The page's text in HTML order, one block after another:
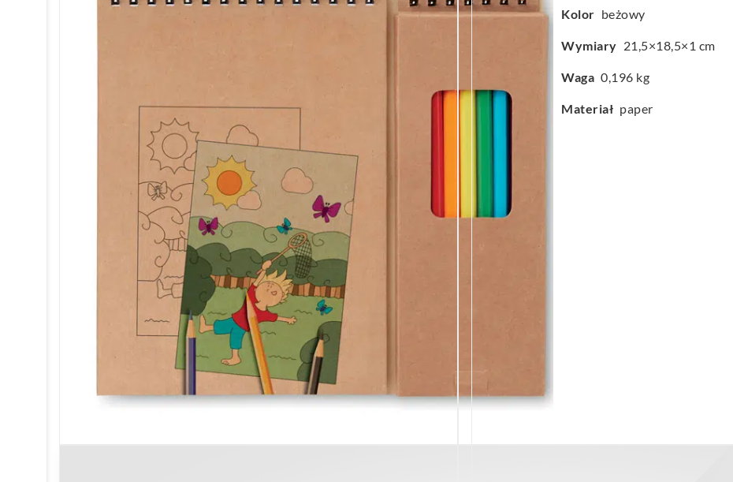
Kolor beżowy
Wymiary 21,5×18,5×1 cm
Waga 0,196 kg
Materiał paper